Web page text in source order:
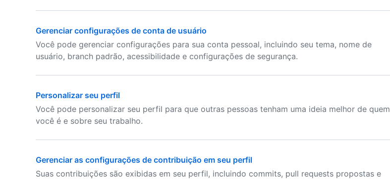
Gerenciar configurações de conta de usuário
Você pode gerenciar configurações para sua conta pessoal, incluindo seu tema, nome de
usuário, branch padrão, acessibilidade e configurações de segurança.
Personalizar seu perfil
Você pode personalizar seu perfil para que outras pessoas tenham uma ideia melhor de quem
você é e sobre seu trabalho.
Gerenciar as configurações de contribuição em seu perfil
Suas contribuições são exibidas em seu perfil, incluindo commits, pull requests propostas e